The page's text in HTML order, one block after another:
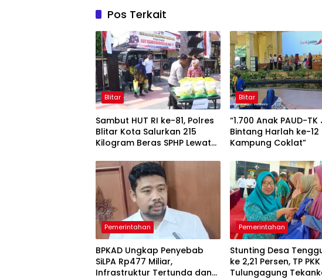
Pos Terkait
Blitar
Sambut HUT RI ke-81, Polres
Blitar Kota Salurkan 215
Kilogram Beras SPHP Lewat
Blitar
“1.700 Anak PAUD-
Bintang Harlah ke-12
Kampung Coklat”
Pemerintahan
BPKAD Ungkap Penyebab
SiLPA Rp477 Miliar,
Infrastruktur Tertunda dan
Pemerintahan
Stunting Desa
ke 2,21 Persen, TP PKK
Tulungagung